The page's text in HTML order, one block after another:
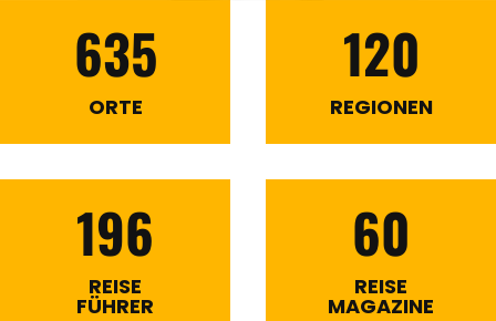
635
ORTE
120
REGIONEN
196
REISE
FÜHRER
60
REISE
MAGAZINE